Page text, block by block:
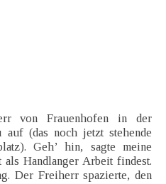
von Frauenhofen in der
auf (das noch jetzt stehende
Geh’ hin, sagte meine
Handlanger Arbeit findest.
Der Freiherr spazierte, den